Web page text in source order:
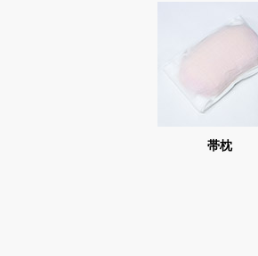
帯枕